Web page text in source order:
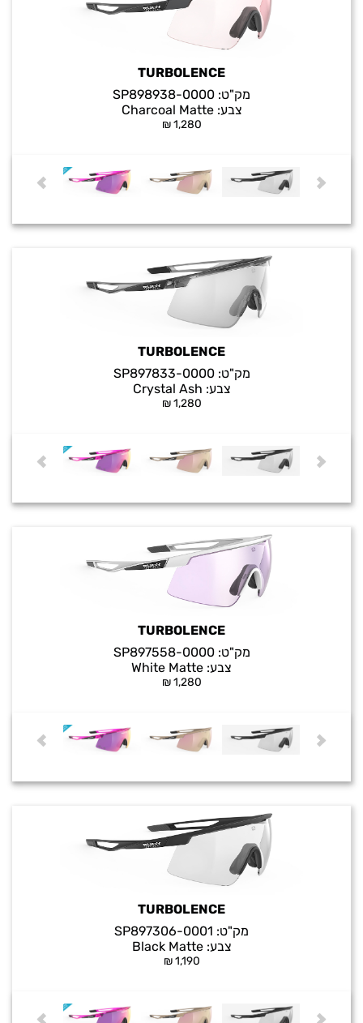
TURBOLENCE
מק"ט: SP898938-0000
צבע:Charcoal Matte
₪1,280
TURBOLENCE
מק"ט:SP897833-0000
צבע: Crystal Ash
₪1,280
TURBOLENCE
מק"ט:SP897558-0000
צבע: White Matte
₪1,280
TURBOLENCE
מק"ט: SP897306-0001
צבע:Black Matte
₪1,190